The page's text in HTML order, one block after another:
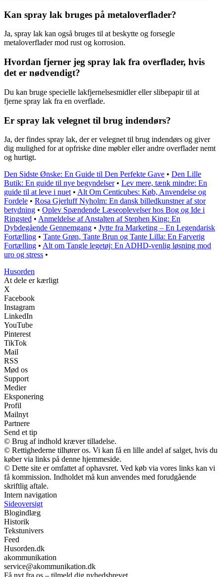
Kan spray lak bruges på metaloverflader?
Ja, spray lak kan også bruges til at beskytte og forsegle
metaloverflader mod rust og korrosion.
Hvordan fjerner jeg spray lak fra overflader, hvis
det er nødvendigt?
Du kan bruge specielle lakfjernelsesmidler eller slibepapir til at
fjerne spray lak fra en overflade.
Er spray lak velegnet til brug indendørs?
Ja, der findes spray lak, der er velegnet til brug indendørs og giver
dig mulighed for at opfriske dine møbler eller andre overflader nemt
og hurtigt.
Den Sidste Ønske: En Guide til Den Perfekte Gave • Den Lille
Butik: En guide til nye begyndelser• Lev mere, tænk mindre: En
guide til at leve i nuet • Alt Om Centicubes: Køb, Anvendelse og
Fordele • Rosa Gjerluff Nyholm: En dansk billedkunstner af stor
betydning • Oplev Spændende Læseoplevelser hos Bog og Ide i
Ringsted • Anmeldelse af Anstalten af Stephen King: En
Dybdegående Gennemgang • Jytte fra Marketing – En Legendarisk
Fortælling • Tante Grøn, Tante Brun og Tante Lilla: En Farverig
Fortælling • Alt om Tangle legetøj: En ADHD-venlig løsning mod
uro og stress •
Husorden
At dele er kærligt
X
Facebook
Instagram
LinkedIn
YouTube
Pinterest
TikTok
Mail
RSS
Mød os
Support
Medier
Eksponering
Profil
Mailnyt
Partnere
Send et tip
© Brug af indhold kræver tilladelse.
© Rettighederne tilhører os. Vi kan få en lille andel af salget, hvis du
køber via links på denne hjemmeside.
© Dette site er omfattet af ophavsret. Ved køb via vores links kan vi
få kommission. Indholdet må kun anvendes med forudgående
skriftlig aftale.
Intern navigation
Sideoversigt
Blogindlæg
Historik
Tekstunivers
Feed
Husorden.dk
akommunikation
service@akommunikation.dk